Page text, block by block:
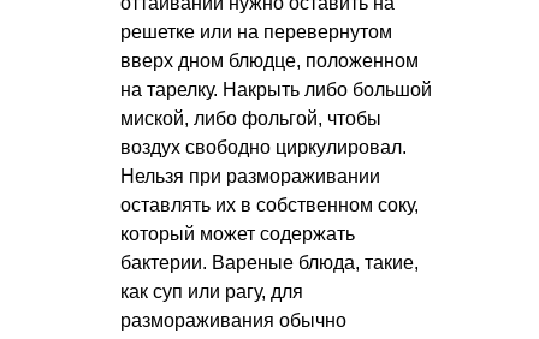
решетке или на перевернутом
вверх дном блюдце, положенном
на тарелку. Накрыть либо большой
миской, либо фольгой, чтобы
воздух свободно циркулировал.
Нельзя при размораживании
оставлять их в собственном соку,
который может содержать
бактерии. Вареные блюда, такие,
как суп или рагу, для
размораживания обычно